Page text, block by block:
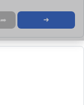
➦ ➜